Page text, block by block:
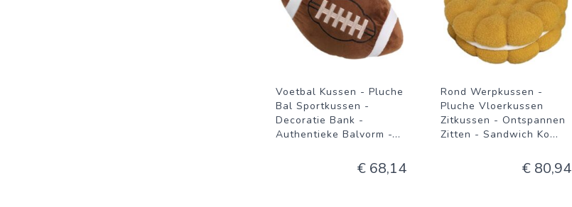
Voetbal Kussen - Pluche
Bal Sportkussen -
Decoratie Bank -
Authentieke Balvorm -...
€ 68,14
Rond Werpkussen -
Pluche Vloerkussen
Zitkussen - Ontspannen
Zitten - Sandwich Ko...
€ 80,94